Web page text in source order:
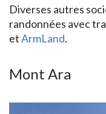
Diverses autres
randonnées avec
etArmLand.
Mont Ara